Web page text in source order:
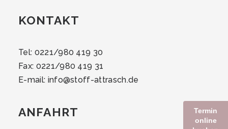
KONTAKT
Tel: 0221/980 419 30
Fax: 0221/980 419 31
E-mail: info@stoff-attrasch.de
ANFAHRT
Termin
online